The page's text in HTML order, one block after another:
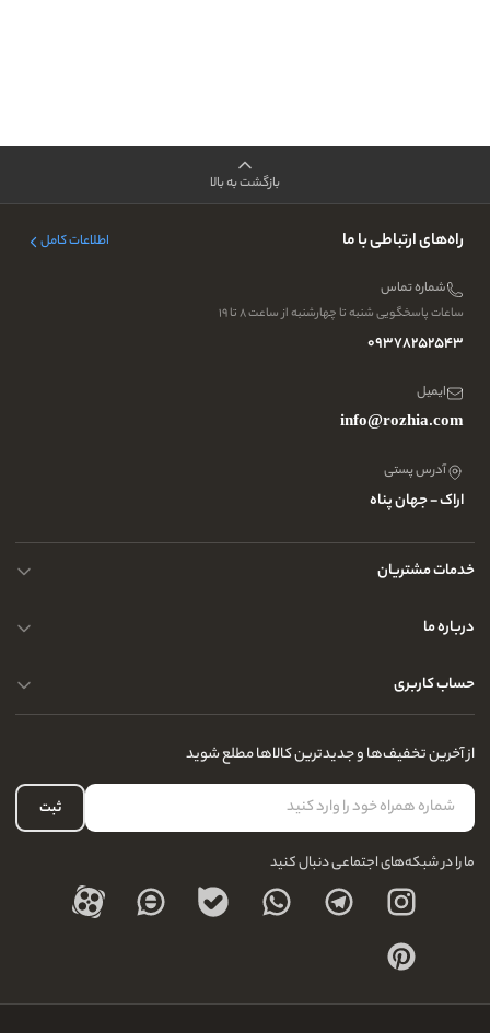
بازگشت به بالا
راه‌های ارتباطی با ما اطلاعات کامل
شماره تماس
ساعات پاسخگویی شنبه تا چهارشنبه از ساعت ۸ تا ۱۹
09378252543
ایمیل
info@rozhia.com
آدرس پستی
اراک - جهان پناه
خدمات مشتریان
حریم خصوصی کاربران
تماس با ما
درباره ما
سوالات متداول
آدرس فروشگاه
نحوه ارسال کالا
نحوه بازگشت کالا
درباره ما
حساب کاربری
لیست علاقه‌مندی
حساب کاربری
از آخرین تخفیف‌ها و جدیدترین کالاها مطلع شوید
ثبت
ما را در شبکه‌های اجتماعی دنبال کنید